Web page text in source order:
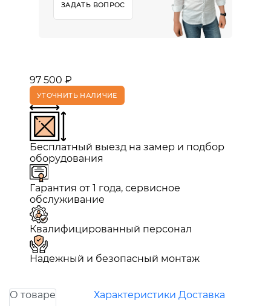
ЗАДАТЬ ВОПРОС
97 500 ₽
УТОЧНИТЬ НАЛИЧИЕ
Бесплатный выезд на замер и подбор
оборудования
Гарантия от 1 года, сервисное
обслуживание
Квалифицированный персонал
Надежный и безопасный монтаж
О товаре Характеристики Доставка